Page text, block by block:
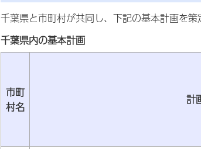
千葉県と市町村が共同し、下記の基本計画を策
千葉県内の基本計画
市町
村名
計